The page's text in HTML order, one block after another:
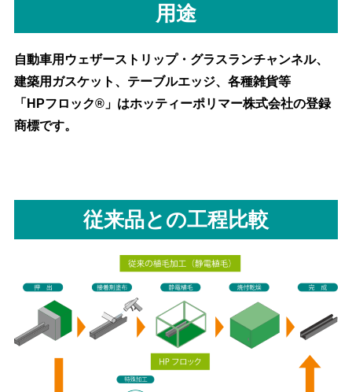
用途
自動車用ウェザーストリップ・グラスランチャンネル、
建築用ガスケット、テーブルエッジ、各種雑貨等
「HPフロック®」はホッティーポリマー株式会社の登録
商標です。
従来品との工程比較